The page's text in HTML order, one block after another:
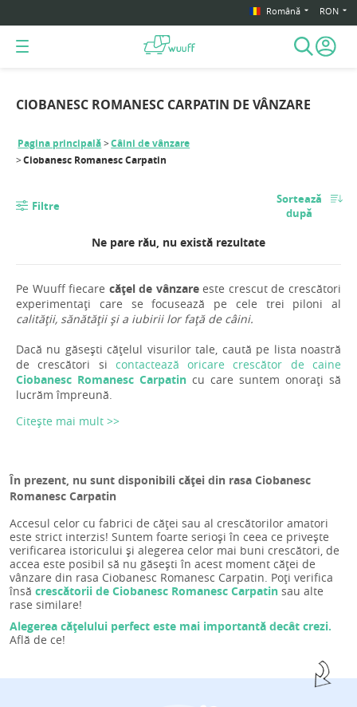
Română RON
CIOBANESC ROMANESC CARPATIN DE VÂNZARE
Pagina principală
Câini de vânzare
Ciobanesc Romanesc Carpatin
Filtre
Sortează
după
Ne pare rău, nu există rezultate
Pe Wuuff fiecare cățel de vânzareeste crescut de crescători
experimentați care se focusează pe cele trei piloni al
calității, sănătății și a iubirii lor față de câini.
Dacă nu găsești cățelul visurilor tale, caută pe lista noastră
de crescători si contactează oricare crescător de caine
Ciobanesc Romanesc Carpatin cu care suntem onorați să
lucrăm împreună.
Citește mai mult >>
În prezent, nu sunt disponibili căței din rasa Ciobanesc
Romanesc Carpatin
Accesul celor cu fabrici de căței sau al crescătorilor amatori
este strict interzis! Suntem foarte serioși în ceea ce privește
verificarea istoricului și alegerea celor mai buni crescători, de
accea este posibil să nu găsești în acest moment căței de
vânzare din rasa Ciobanesc Romanesc Carpatin. Poți verifica
însă crescătorii de Ciobanesc Romanesc Carpatin sau alte
rase similare!
Alegerea cățelului perfect este mai importantă decât crezi.
Află de ce!